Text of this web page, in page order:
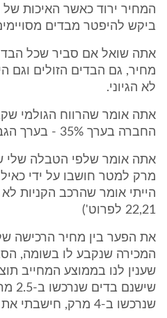
המחיר ירוד כאשר האיכות של
ביקש להיפטר מבדים
אתה שואל אם סביר שכל
מחיר, גם הבדים הזולים וגם
לא הגיוני.
אתה אומר שהרווח הגולמי
החברה בערך 35% - בערך הגבוה שלו.
הייתי אומר שהרכב הקניות
22,21 לפרוט')
את הפער בין מחיר הרכישה
המכירה שנקבע לו בשומה,
שענין לנו בממוצע המחייב
שנרכשו ב-4 מרק, חישבתי את הממוצע".